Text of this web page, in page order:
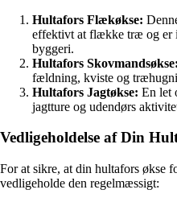
Hultafors Flækøkse:
effektivt at flække træ og er
byggeri.
Hultafors Skovmandsøkse:
fældning, kviste og
Hultafors Jagtøkse: En let
jagtture og udendørs
Vedligeholdelse af Din
For at sikre, at din hultafors økse
vedligeholde den regelmæssigt: